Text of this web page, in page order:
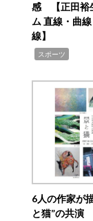
感 【正田
ム 直線・曲
線】
スポーツ
6人の作家が
と猫”の共演